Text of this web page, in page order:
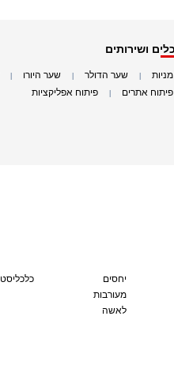
כלים ושירותים
מניות שער הדולר שער היורו
פיתוח אתרים פיתוח אפליקציות
יחסים
מעורבות
לאשה
כלכליסט